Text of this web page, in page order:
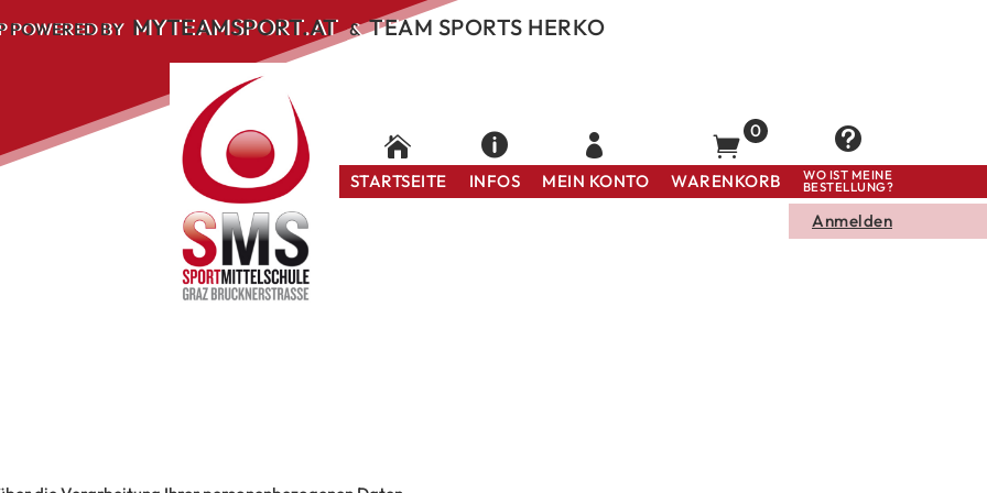
POWERED BY MYTEAMSPORT.AT& TEAM SPORTS HERKO
STARTSEITE INFOS MEIN KONTO WARENKORB WO IST MEINE
BESTELLUNG?
Anmelden